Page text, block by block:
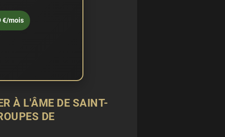
€/mois
À L'ÂME DE SAINT-
DE